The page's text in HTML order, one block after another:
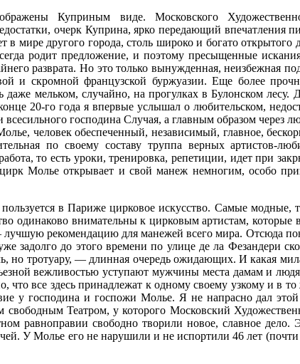
Куприным виде. Московского
очерк Куприна, ярко передающий впечатле­ния
мире другого города, столь широко и богато
родит предложение, и поэтому пресыщенные
разврата. Но это только вынужденная, неизбежная
и скромной французской бур­жуазии. Еще более
мельком, случайно, на прогулках в Булонском
20-го года я впервые услы­шал о любительском,
господина Случая, а главным об­разом через
человек обеспеченный, независимый, главное,
по своему составу труппа верных артистов-
то есть уроки, тренировка, репетиции, идет при
Молье открывает и свой манеж немногим, особо
в Париже цирковое искусство. Самые модные,
одинаково внимательны к цирковым арти­стам, которые
рекомен­дацию для манежей всего мира. Отсюда
задол­го до этого времени по улице де ла Фезандери
но тротуару, — длинная очередь ожидающих. И какая
вежливостью уступают мужчины места дамам и
все здесь принадлежат к одному своему узкому и в
у господина и госпожи Молье. Я не напрасно дал этой
Те­атром, у которого Московский
равноправии свободно творили но­вое, славное дело.
У Молье его не нарушили и не испор­тили 46 лет (почти